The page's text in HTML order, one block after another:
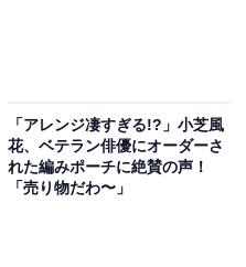
「アレンジ凄すぎる!?」小芝風
花、ベテラン俳優にオーダーさ
れた編みポーチに絶賛の声！
「売り物だわ〜」